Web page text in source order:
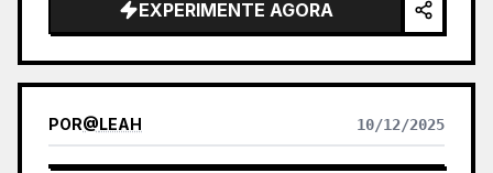
EXPERIMENTE AGORA
POR@LEAH 10/12/2025